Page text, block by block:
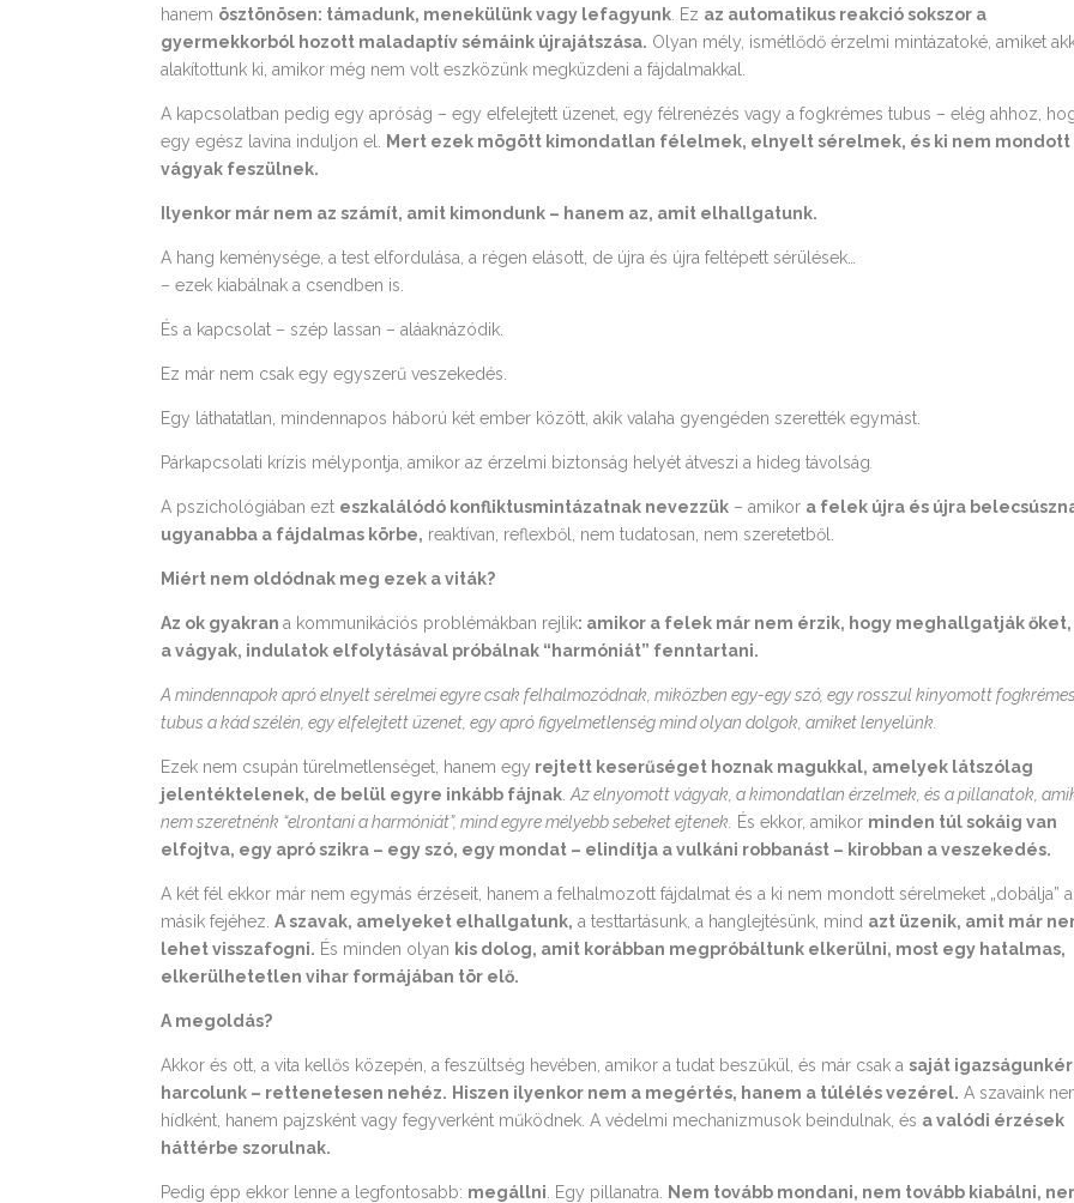
hanem ösztönösen: támadunk, menekülünk vagy lefagyunk . Ez az automatikus reakció sokszor a
gyermekkorból hozott maladaptív sémáink újrajátszása. Olyan mély, ismétlődő érzelmi mintázatoké, amiket
alakítottunk ki, amikor még nem volt eszközünk megküzdeni a fájdalmakkal.
A kapcsolatban pedig egy apróság – egy elfelejtett üzenet, egy félrenézés vagy a fogkrémes tubus – elég ahhoz,
egy egész lavina induljon el. Mert ezek mögött kimondatlan félelmek, elnyelt sérelmek, és ki nem mondott
vágyak feszülnek.
Ilyenkor már nem az számít, amit kimondunk – hanem az, amit elhallgatunk.
A hang keménysége, a test elfordulása, a régen elásott, de újra és újra feltépett sérülések…
– ezek kiabálnak a csendben is.
És a kapcsolat – szép lassan – aláaknázódik.
Ez már nem csak egy egyszerű veszekedés.
Egy láthatatlan, mindennapos háború két ember között, akik valaha gyengéden szerették egymást.
Párkapcsolati krízis mélypontja, amikor az érzelmi biztonság helyét átveszi a hideg távolság
A pszichológiában ezt eszkalálódó konfliktusmintázatnak nevezzük – amikor a felek újra és újra
ugyanabba a fájdalmas körbe, reaktívan, reflexből, nem tudatosan, nem szeretetből.
Miért nem oldódnak meg ezek a viták?
Az ok gyakrana kommunikációs problémákban rejlik: amikor a felek már nem érzik, hogy meghallgatják őket,
a vágyak, indulatok elfolytásával próbálnak “harmóniát” fenntartani.
A mindennapok apró elnyelt sérelmei egyre csak felhalmozódnak, miközben egy-egy szó, egy rosszul kinyomott fogkrémes
tubus a kád szélén, egy elfelejtett üzenet, egy apró figyelmetlenség mind olyan dolgok, amiket lenyelünk.
Ezek nem csupán türelmetlenséget, hanem egy rejtett keserűséget hoznak magukkal, amelyek látszólag
jelentéktelenek, de belül egyre inkább fájnak .Az elnyomott vágyak, a kimondatlan érzelmek, és a pillanatok,
nem szeretnénk “elrontani a harmóniát”, mind egyre mélyebb sebeket ejtenek. És ekkor, amikor minden túl sokáig van
elfojtva, egy apró szikra – egy szó, egy mondat – elindítja a vulkáni robbanást – kirobban a veszekedés.
A két fél ekkor már nem egymás érzéseit, hanem a felhalmozott fájdalmat és a ki nem mondott sérelmeket „dobálja” a
másik fejéhez.A szavak, amelyeket elhallgatunk, a testtartásunk, a hanglejtésünk, mind azt üzenik, amit már
lehet visszafogni. És minden olyan kis dolog, amit korábban megpróbáltunk elkerülni, most egy hatalmas,
elkerülhetetlen vihar formájában tör elő.
A megoldás?
Akkor és ott, a vita kellős közepén, a feszültség hevében, amikor a tudat beszűkül, és már csak asaját
harcolunk – rettenetesen nehéz. Hiszen ilyenkor nem a megértés, hanem a túlélés vezérel. A szavaink
hídként, hanem pajzsként vagy fegyverként működnek. A védelmi mechanizmusok beindulnak, és a valódi érzések
háttérbe szorulnak.
Pedig épp ekkor lenne a legfontosabb: megállni . Egy pillanatra. Nem tovább mondani, nem tovább kiabálni,